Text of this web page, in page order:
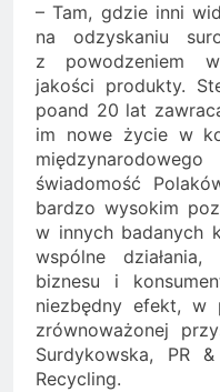
– Tam, gdzie inni
na odzyskaniu
z powodzeniem
jakości produkty.
poand 20 lat
im nowe życie w
świadomość
bardzo wysokim
w innych badanych
wspólne działania,
biznesu i
niezbędny efekt, w
zrównoważonej
Surdykowska, PR
Recycling.